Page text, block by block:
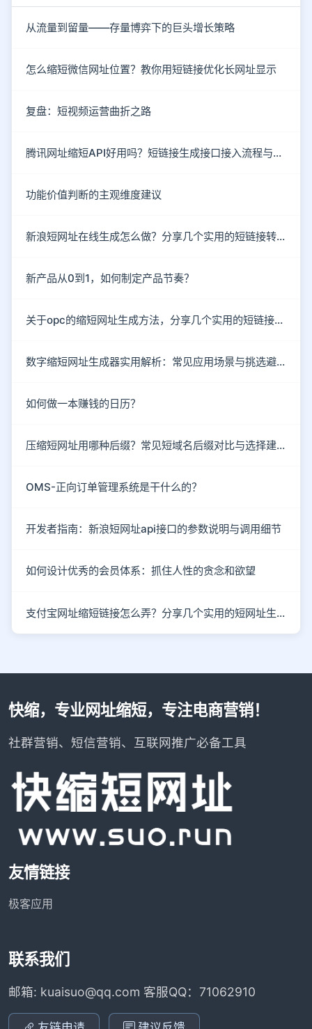
从流量到留量——存量博弈下的巨头增长策略
怎么缩短微信网址位置？教你用短链接优化长网址显示
复盘：短视频运营曲折之路
腾讯网址缩短API好用吗？短链接生成接口接入流程与防封技巧
功能价值判断的主观维度建议
新浪短网址在线生成怎么做？分享几个实用的短链接转换技巧
新产品从0到1，如何制定产品节奏？
关于opc的缩短网址生成方法，分享几个实用的短链接工具
数字缩短网址生成器实用解析：常见应用场景与挑选避坑指南
如何做一本赚钱的日历？
压缩短网址用哪种后缀？常见短域名后缀对比与选择建议
OMS-正向订单管理系统是干什么的？
开发者指南：新浪短网址api接口的参数说明与调用细节
如何设计优秀的会员体系：抓住人性的贪念和欲望
支付宝网址缩短链接怎么弄？分享几个实用的短网址生成技巧
快缩，专业网址缩短，专注电商营销！
社群营销、短信营销、互联网推广必备工具
友情链接
极客应用
联系我们
邮箱: kuaisuo@qq.com 客服QQ：71062910